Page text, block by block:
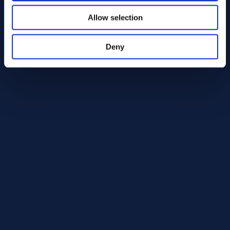
Allow selection
Deny
Monel® alloy 400
Monel® alloy K-500